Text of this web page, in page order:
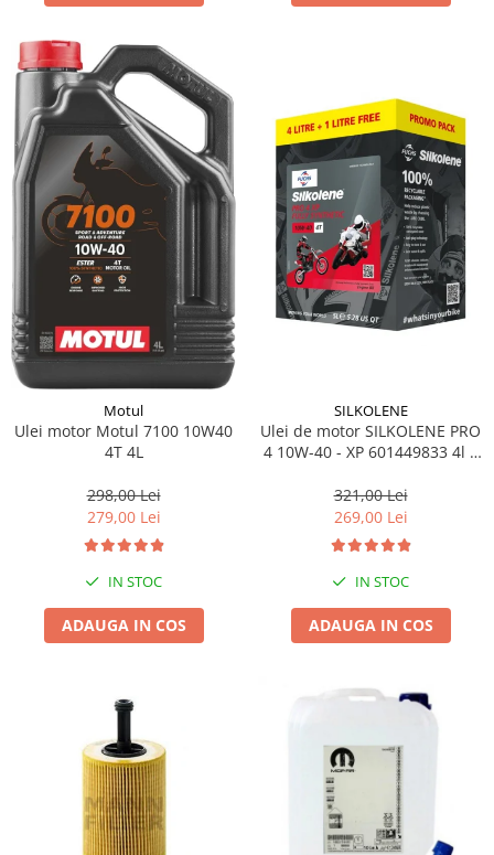
Motul
Ulei motor Motul 7100 10W40
4T 4L
298,00 Lei
279,00 Lei
IN STOC
ADAUGA IN COS
SILKOLENE
Ulei de motor SILKOLENE PRO
4 10W-40 - XP 601449833 4l +
321,00 Lei
269,00 Lei
IN STOC
ADAUGA IN COS